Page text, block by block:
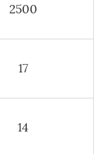
2500
17
14